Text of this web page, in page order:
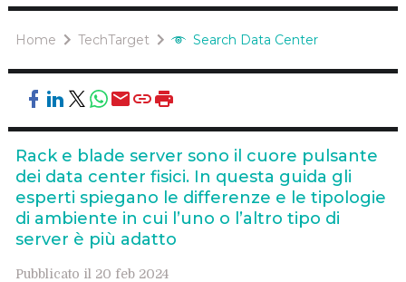
Home TechTarget Search Data Center
Rack e blade server sono il cuore pulsante
dei data center fisici. In questa guida gli
esperti spiegano le differenze e le tipologie
di ambiente in cui l’uno o l’altro tipo di
server è più adatto
Pubblicato il 20 feb 2024